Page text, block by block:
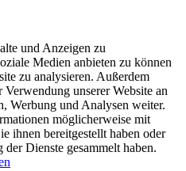
und Anzeigen zu
Medien anbieten zu können
zu analysieren. Außerdem
unserer Website an
Werbung und Analysen weiter.
möglicherweise mit
ihnen bereitgestellt haben oder
Dienste gesammelt haben.